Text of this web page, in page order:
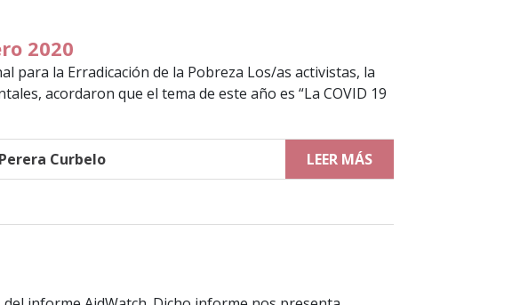
2020
para la Erradicación de la Pobreza Los/as activistas, la
acordaron que el tema de este año es “La COVID 19
Curbelo LEER MÁS